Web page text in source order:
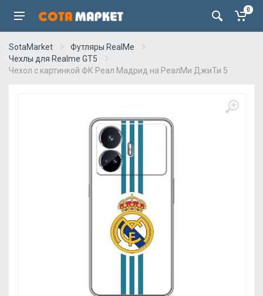
0
SotaMarket
Футляры RealMe
Чехлы для Realme GT5
Чехол с картинкой ФК Реал Мадрид на РеалМи ДжиТи 5